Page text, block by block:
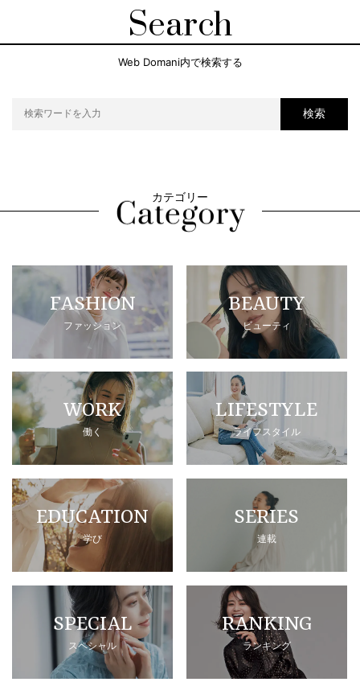
Search
Web Domani内で検索する
検索
カテゴリー
FASHION
ファッション
BEAUTY
ビューティ
WORK
働く
LIFESTYLE
ライフスタイル
EDUCATION
学び
SERIES
連載
SPECIAL
スペシャル
RANKING
ランキング